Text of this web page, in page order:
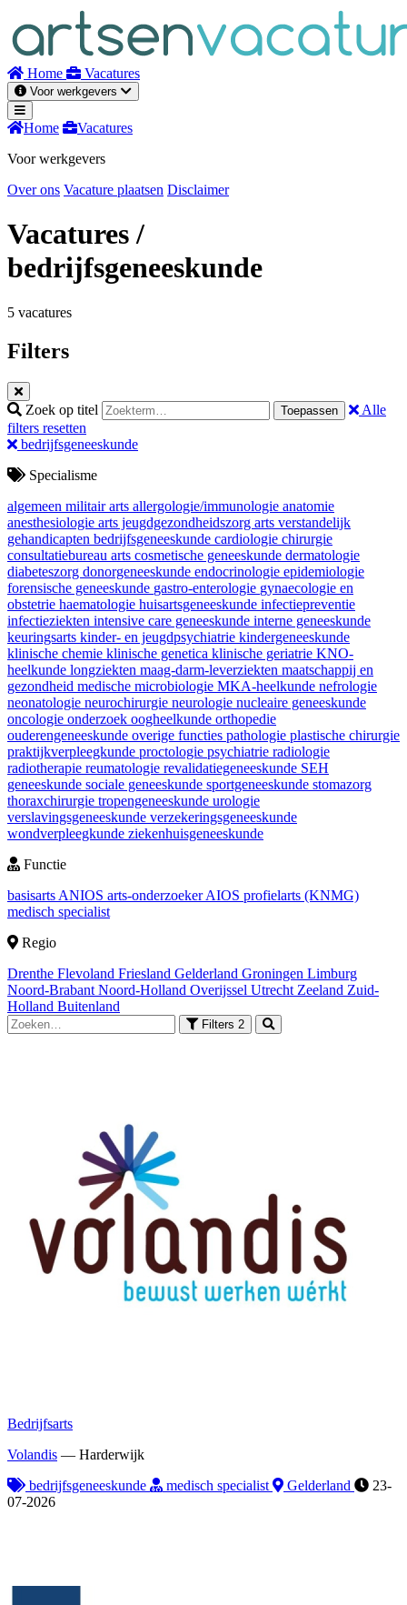
inhoud
Home Vacatures
Voor werkgevers
Home
Vacatures
Voor werkgevers
Over ons Vacature plaatsen Disclaimer
Vacatures/
bedrijfsgeneeskunde
5 vacatures
Filters
Zoek op titel Toepassen
Alle
filters resetten
bedrijfsgeneeskunde
Specialisme
algemeen militair arts allergologie/immunologie anatomie
anesthesiologie arts jeugdgezondheidszorg arts verstandelijk
gehandicapten bedrijfsgeneeskunde cardiologie chirurgie
consultatiebureau arts cosmetische geneeskunde dermatologie
diabeteszorg donorgeneeskunde endocrinologie epidemiologie
forensische geneeskunde gastro-enterologie gynaecologie en
obstetrie haematologie huisartsgeneeskunde infectiepreventie
infectieziekten intensive care geneeskunde interne geneeskunde
keuringsarts kinder- en jeugdpsychiatrie kindergeneeskunde
klinische chemie klinische genetica klinische geriatrie KNO-
heelkunde longziekten maag-darm-leverziekten maatschappij en
gezondheid medische microbiologie MKA-heelkunde nefrologie
neonatologie neurochirurgie neurologie nucleaire geneeskunde
oncologie onderzoek oogheelkunde orthopedie
ouderengeneeskunde overige functies pathologie plastische chirurgie
praktijkverpleegkunde proctologie psychiatrie radiologie
radiotherapie reumatologie revalidatiegeneeskunde SEH
geneeskunde sociale geneeskunde sportgeneeskunde stomazorg
thoraxchirurgie tropengeneeskunde urologie
verslavingsgeneeskunde verzekeringsgeneeskunde
wondverpleegkunde ziekenhuisgeneeskunde
Functie
basisarts ANIOS arts-onderzoekerAIOS profielarts (KNMG)
medisch specialist
Regio
Drenthe Flevoland Friesland Gelderland Groningen Limburg
Noord-Brabant Noord-Holland Overijssel Utrecht Zeeland Zuid-
Holland Buitenland
Filters 2
Bedrijfsarts
Volandis — Harderwijk
bedrijfsgeneeskunde
medisch specialist Gelderland
23-
07-2026